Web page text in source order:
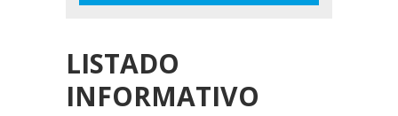
LISTADO
INFORMATIVO